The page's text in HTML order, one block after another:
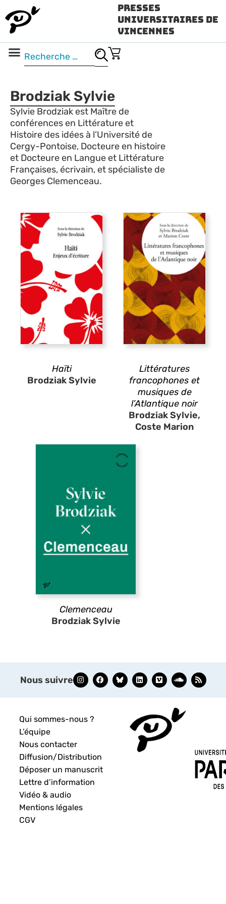
Presses
Universitaires de
Vincennes
Brodziak Sylvie
Sylvie Brodziak est Maître de
conférences en Littérature et
Histoire des idées à l’Université de
Cergy-Pontoise, Docteure en histoire
et Docteure en Langue et Littérature
Françaises, écrivain, et spécialiste de
Georges Clemenceau.
Haïti
Brodziak Sylvie
Littératures
francophones et
musiques de
l’Atlantique noir
Brodziak Sylvie,
Coste Marion
Clemenceau
Brodziak Sylvie
Nous suivre
Qui sommes-nous ?
L’équipe
Nous contacter
Diffusion/Distribution
Déposer un manuscrit
Lettre d’information
Vidéo & audio
Mentions légales
CGV